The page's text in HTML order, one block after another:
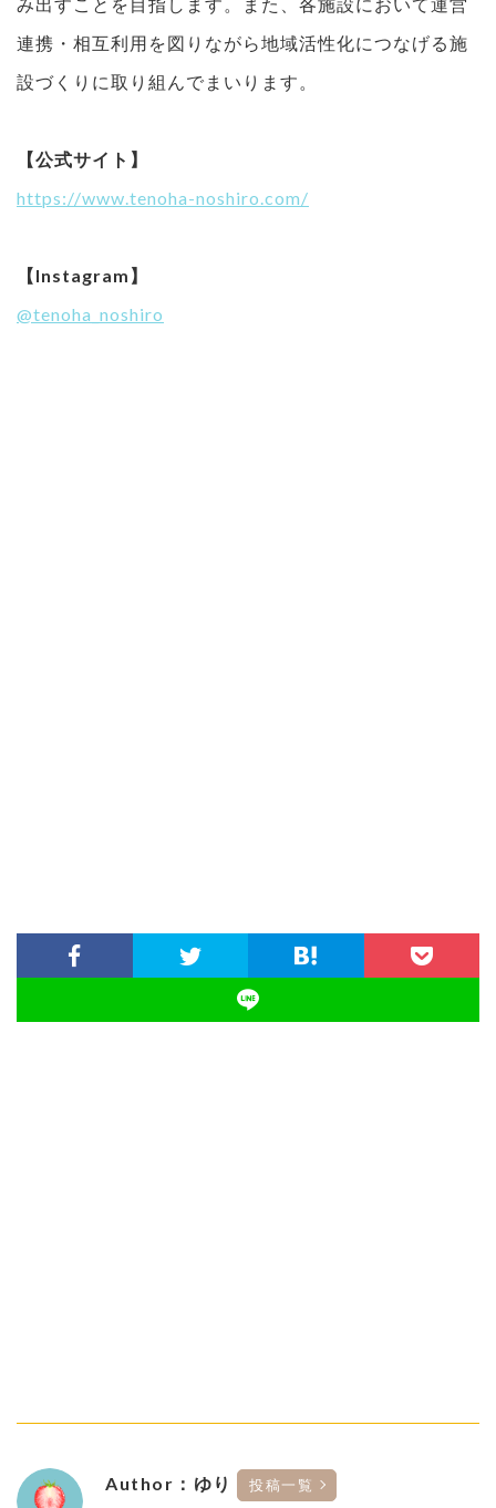
連携・相互利用を図りながら地域活性化につなげる施
設づくりに取り組んでまいります。
【公式サイト】
https://www.tenoha-noshiro.com/
【Instagram】
@tenoha_noshiro
Author：ゆり 投稿一覧